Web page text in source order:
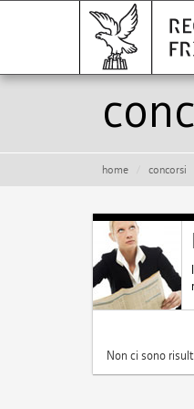
home concorsi
Non ci sono